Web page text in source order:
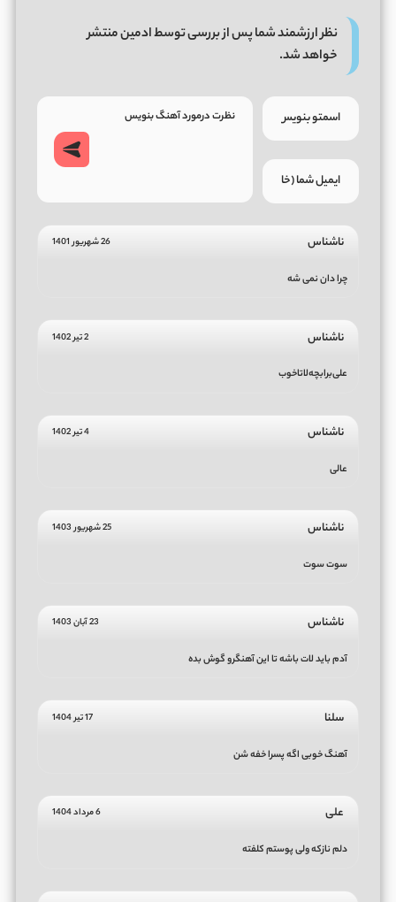
نظر ارزشمند شما پس از بررسی توسط ادمین منتشر
خواهد شد.
ناشناس 26 شهریور 1401
چرا دان نمی شه
ناشناس 2 تیر 1402
علی‌برا‌بچه‌لاتا‌خوب
ناشناس 4 تیر 1402
عالی
ناشناس 25 شهریور 1403
سوت سوت
ناشناس 23 آبان 1403
آدم باید لات باشه تا این آهنگرو گوش بده
سلنا 17 تیر 1404
آهنگ خوبی اگه پسرا خفه شن
علی 6 مرداد 1404
دلم نازکه ولی پوستم کلفته